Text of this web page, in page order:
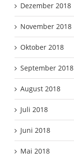
Dezember 2018
November 2018
Oktober 2018
September 2018
August 2018
Juli 2018
Juni 2018
Mai 2018